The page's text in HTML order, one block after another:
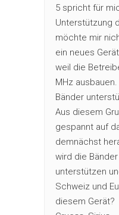
5 spricht für
Unterstützung
möchte mir
ein neues
weil die
MHz
Bänder
Aus diesem
gespannt auf
demnächst
wird die Bänder
unterstützen
Schweiz und
diesem Gerät?